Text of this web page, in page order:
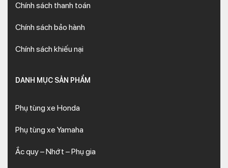
Chính sách thanh toán
Chính sách bảo hành
Chính sách khiếu nại
DANH MỤC SẢN PHẨM
Phụ tùng xe Honda
Phụ tùng xe Yamaha
Ắc quy – Nhớt – Phụ gia